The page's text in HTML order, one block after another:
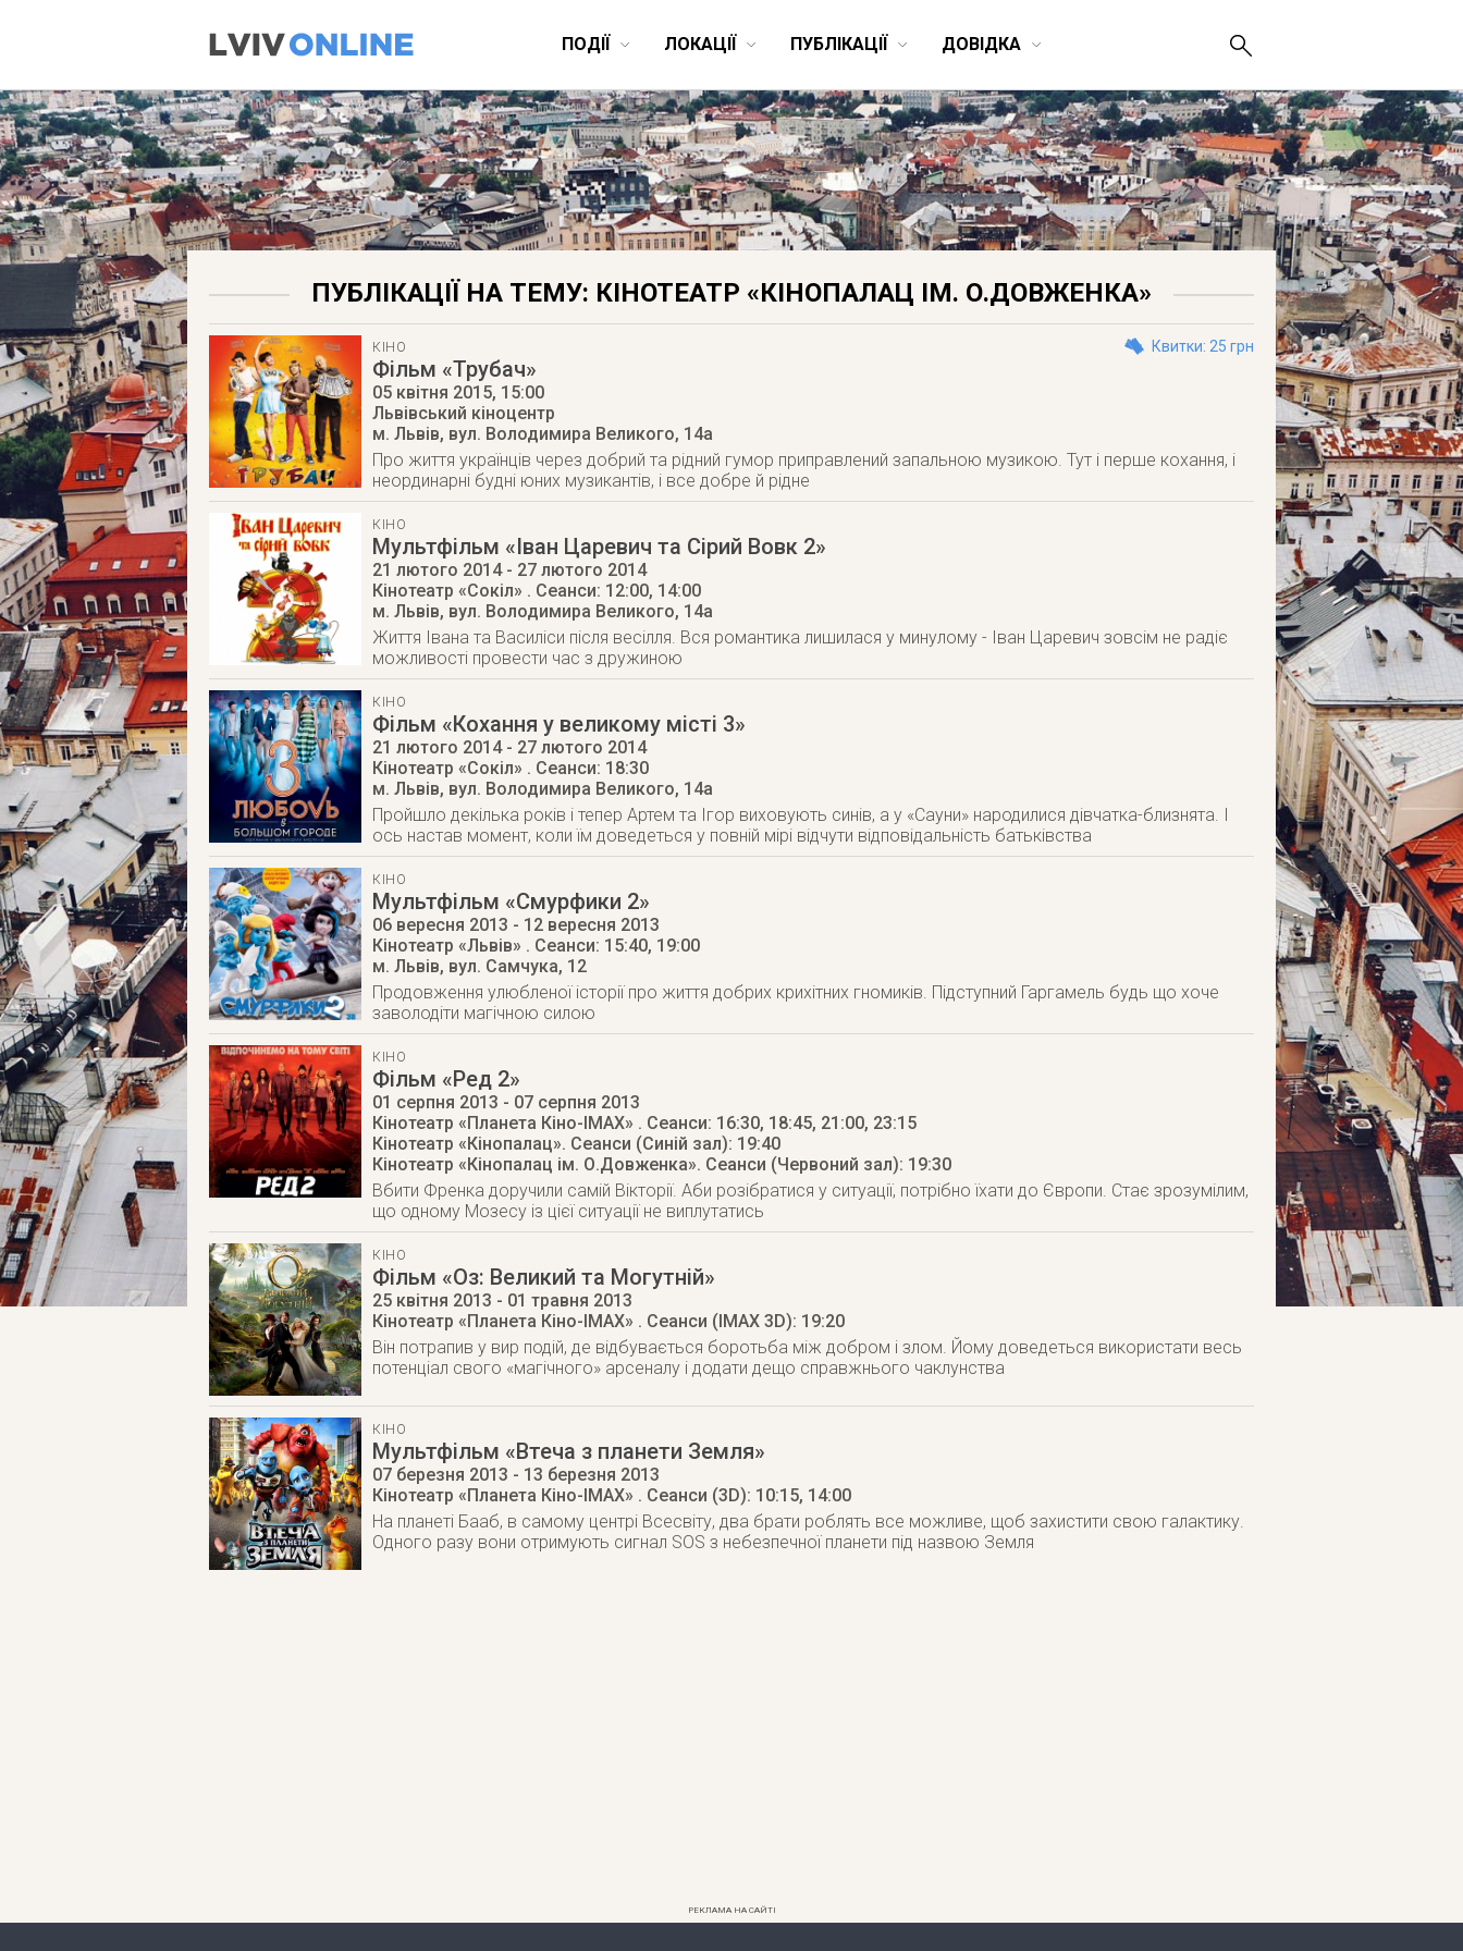
ПОДІЇ ЛОКАЦІЇ ПУБЛІКАЦІЇ ДОВІДКА
ПУБЛІКАЦІЇ НА ТЕМУ: КІНОТЕАТР «КІНОПАЛАЦ ІМ. О.ДОВЖЕНКА»
КІНО Квитки: 25 грн
Фільм «Трубач»
05 квітня 2015, 15:00
Львівський кіноцентр
м. Львів, вул. Володимира Великого, 14а
Про життя українців через добрий та рідний гумор приправлений запальною музикою. Тут і перше кохання, і
неординарні будні юних музикантів, і все добре й рідне
КІНО
Мультфільм «Іван Царевич та Сірий Вовк 2»
21 лютого 2014- 27 лютого 2014
Кінотеатр «Сокіл» . Сеанси: 12:00, 14:00
м. Львів, вул. Володимира Великого, 14а
Життя Івана та Василіси після весілля. Вся романтика лишилася у минулому - Іван Царевич зовсім не радіє
можливості провести час з дружиною
КІНО
Фільм «Кохання у великому місті 3»
21 лютого 2014- 27 лютого 2014
Кінотеатр «Сокіл» . Сеанси: 18:30
м. Львів, вул. Володимира Великого, 14а
Пройшло декілька років і тепер Артем та Ігор виховують синів, а у «Сауни» народилися дівчатка-близнята. І
ось настав момент, коли їм доведеться у повній мірі відчути відповідальність батьківства
КІНО
Мультфільм «Смурфики 2»
06 вересня 2013 - 12 вересня 2013
Кінотеатр «Львів» . Сеанси: 15:40, 19:00
м. Львів, вул. Самчука, 12
Продовження улюбленої історії про життя добрих крихітних гномиків. Підступний Гаргамель будь що хоче
заволодіти магічною силою
КІНО
Фільм «Ред 2»
01 серпня 2013 - 07 серпня 2013
Кінотеатр «Планета Кіно-IMAX» . Сеанси: 16:30, 18:45, 21:00, 23:15
Кінотеатр «Кінопалац». Сеанси (Синій зал): 19:40
Кінотеатр «Кінопалац ім. О.Довженка». Сеанси (Червоний зал): 19:30
Вбити Френка доручили самій Вікторії. Аби розібратися у ситуації, потрібно їхати до Європи. Стає зрозумілим,
що одному Мозесу із цієї ситуації не виплутатись
КІНО
Фільм «Оз: Великий та Могутнiй»
25 квітня 2013 - 01 травня 2013
Кінотеатр «Планета Кіно-IMAX» . Сеанси (IMAX 3D): 19:20
Він потрапив у вир подій, де відбувається боротьба між добром і злом. Йому доведеться використати весь
потенціал свого «магічного» арсеналу і додати дещо справжнього чаклунства
КІНО
Мультфільм «Втеча з планети Земля»
07 березня 2013 - 13 березня 2013
Кінотеатр «Планета Кіно-IMAX» . Сеанси (3D): 10:15, 14:00
На планеті Бааб, в самому центрі Всесвіту, два брати роблять все можливе, щоб захистити свою галактику.
Одного разу вони отримують сигнал SOS з небезпечної планети під назвою Земля
РЕКЛАМА НА САЙТІ